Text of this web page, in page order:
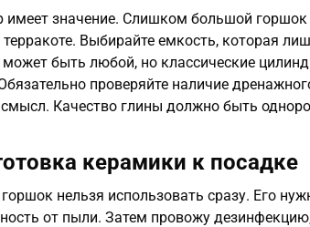
имеет значение. Слишком большой горшок
Выбирайте емкость, которая
быть любой, но классические
проверяйте наличие
смысл. Качество глины должно быть
керамики к посадке
нельзя использовать сразу. Его
от пыли. Затем провожу